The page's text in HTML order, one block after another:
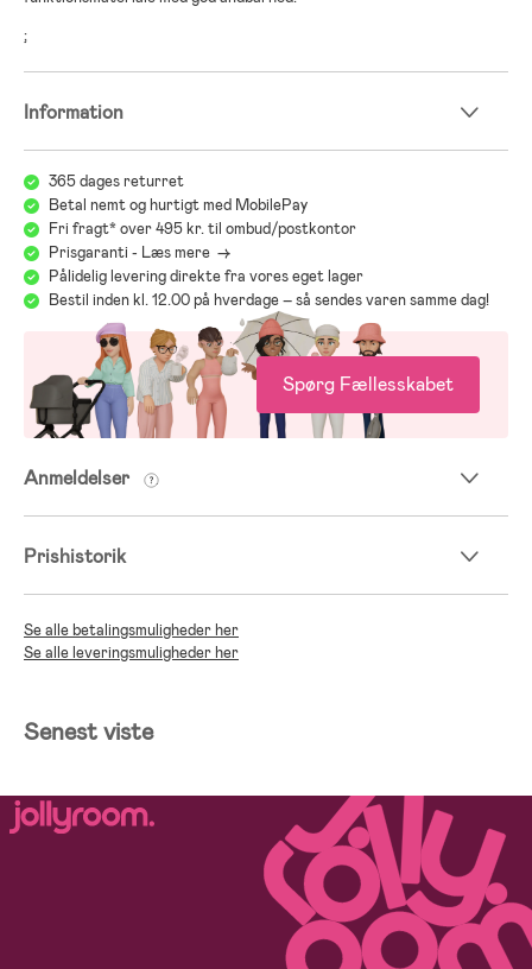
;
Information
365 dages returret
Betal nemt og hurtigt med MobilePay
Fri fragt* over 495 kr. til ombud/postkontor
Prisgaranti - Læs mere ->
Pålidelig levering direkte fra vores eget lager
Bestil inden kl. 12.00 på hverdage – så sendes varen samme dag!
Spørg Fællesskabet
Anmeldelser
Prishistorik
Se alle betalingsmuligheder her
Se alle leveringsmuligheder her
Senest viste